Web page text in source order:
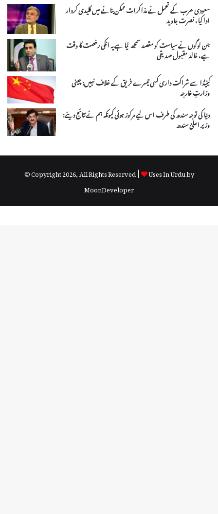
سعودی عرب کے تحمل نے مذاکرات ممکن بنانے میں کلیدی کردار
ادا کیا، نصرت جاوید
جن لوگوں نے سیاست کو مقصد سمجھ لیا ہے یہ انکی رخصت کا وقت
ہے، خالد مقبول صدیقی
کینیڈا سے شراکت داری کسی تیسرے فریق کے خلاف نہیں: چینی
وزارتِ خارجہ
دنیا کی توجہ سندھ کی طرف اس لیے مرکوز ہوئی کیونکہ ہم نے نتائج دیئے:
وزیر اعلیٰ سندھ
© Copyright 2026, All Rights Reserved |
Uses In Urdu by
MoonDeveloper